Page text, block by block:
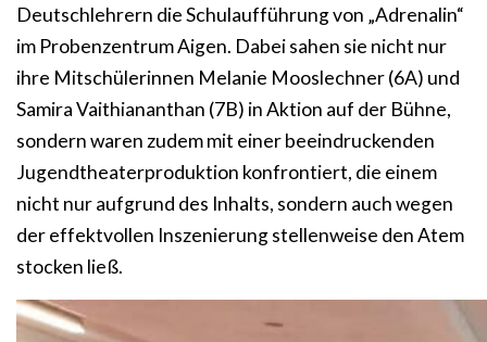
Deutschlehrern die Schulaufführung von „Adrenalin“
im Probenzentrum Aigen. Dabei sahen sie nicht nur
ihre Mitschülerinnen Melanie Mooslechner (6A) und
Samira Vaithiananthan (7B) in Aktion auf der Bühne,
sondern waren zudem mit einer beeindruckenden
Jugendtheaterproduktion konfrontiert, die einem
nicht nur aufgrund des Inhalts, sondern auch wegen
der effektvollen Inszenierung stellenweise den Atem
stocken ließ.